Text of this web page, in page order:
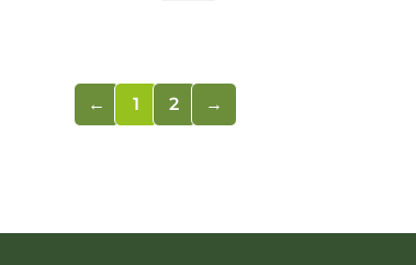
← 1 2 →